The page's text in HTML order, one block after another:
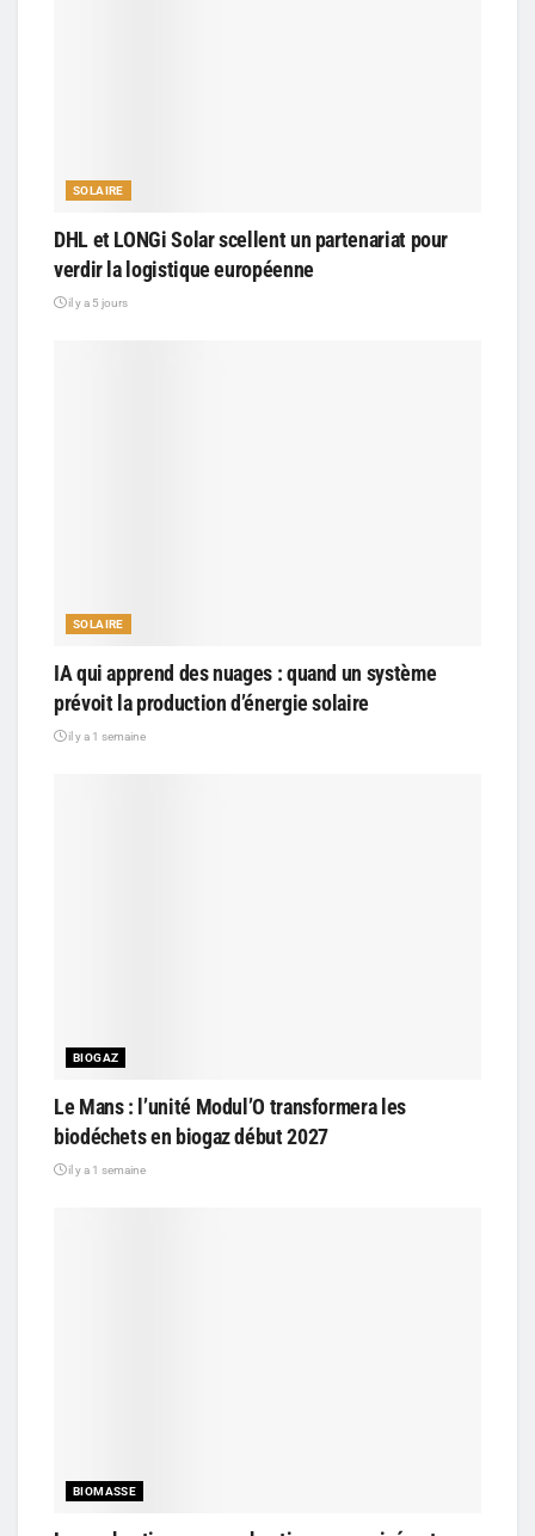
SOLAIRE
DHL et LONGi Solar scellent un partenariat pour
verdir la logistique européenne
il y a 5 jours
SOLAIRE
IA qui apprend des nuages : quand un système
prévoit la production d’énergie solaire
il y a 1 semaine
BIOGAZ
Le Mans : l’unité Modul’O transformera les
biodéchets en biogaz début 2027
il y a 1 semaine
BIOMASSE